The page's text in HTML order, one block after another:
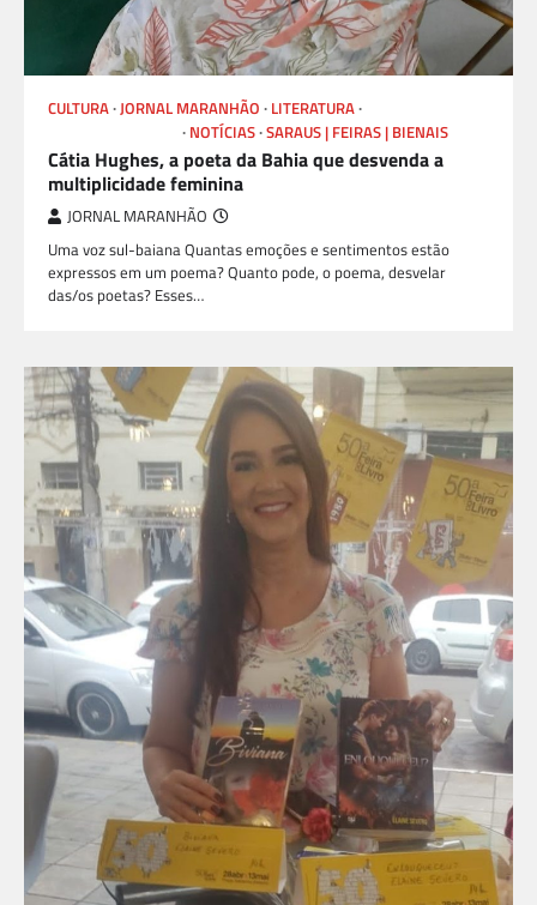
CULTURA JORNAL MARANHÃO LITERATURA
NOTÍCIAS SARAUS | FEIRAS | BIENAIS
Cátia Hughes, a poeta da Bahia que desvenda a
multiplicidade feminina
JORNAL MARANHÃO
Uma voz sul-baiana Quantas emoções e sentimentos estão
expressos em um poema? Quanto pode, o poema, desvelar
das/os poetas? Esses…